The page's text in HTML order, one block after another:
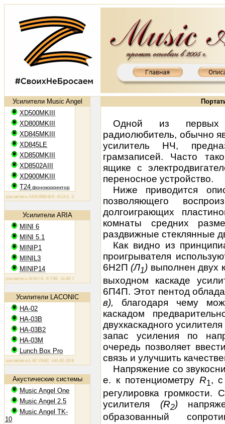
Усилители Music Angel
XD500MKIII
XD800MKIII
XD845MKIII
XD845LE
XD850MKIII
XD8502AIII
XD900MKIII
T24 фонокорректор
XD500MKIII: EL34, 2х50 Вт Ламповый усилитель XD800MKIII: KT88, 2х65 Вт
Усилители ARIA
MINI 6
MINI 5.1
MINIP1
MINIL3
MINIP14
MINI 6: KT88, 2х60 Вт Ламповый усилитель MINIP1: 6AQ5, 2х10 Вт Ламповый усилитель
Усилители LACONIC
HA-02
HA-03B
HA-03B2
HA-03M
Lunch Box Pro
LACONIC HA-02,03B/B2/M: 6N6P, 2х1,2 Вт на 300 Ом
Акустические системы
Music Angel One
Music Angel 2.5
Music Angel TK-
10
Одной из первых
радиолюбитель, обычно
усилитель НЧ,
грамзаписей. Часто
ящике с
переносное устройство.
Ниже приводится
позволяющего
долгоиграющих
комнаты средних
раздвижные стеклянные
Как видно из
проигрывателя
6Н2П(Л1) выполнен двух
выходном каскаде
6П4П. Этот пентод
в), благодаря чему
каскадом
двухкаскадного
запас усиления по
очередь позволяет
связь и улучшить
Напряжение со
е. к потенциометру R1, с
регулировка громкости.
усилителя (R2)
образованный